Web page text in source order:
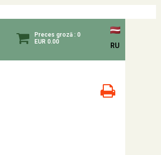
Preces grozā : 0
EUR 0.00
RU